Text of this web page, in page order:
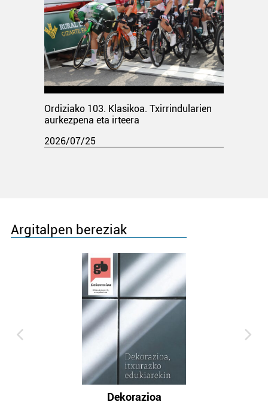
Ordiziako 103. Klasikoa. Txirrindularien
aurkezpena eta irteera
2026/07/25
Argitalpen bereziak
Dekorazioa